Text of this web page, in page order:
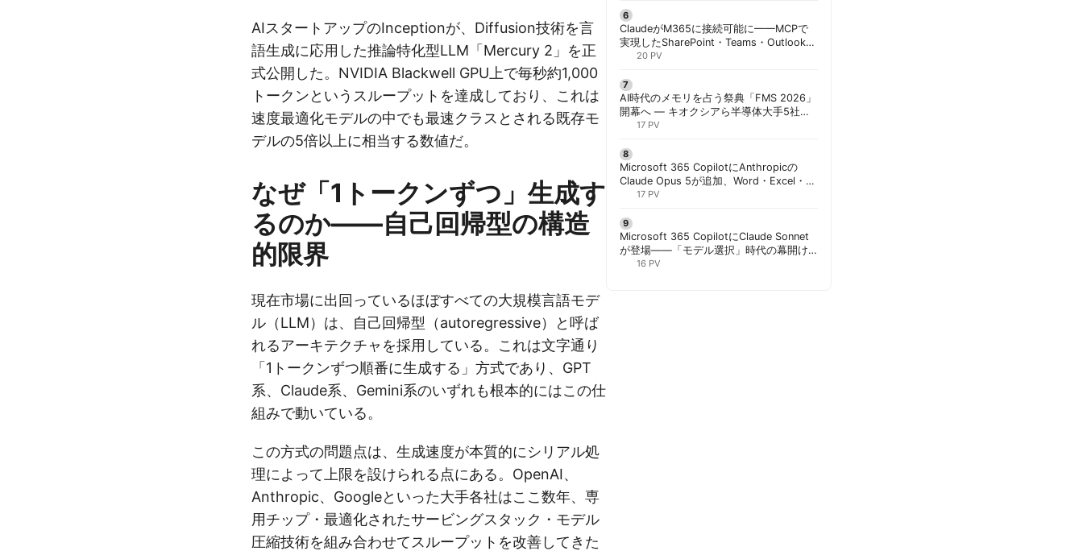
AIスタートアップのInceptionが、Diffusion技術を言
語生成に応用した推論特化型LLM「Mercury 2」を正
式公開した。NVIDIA Blackwell GPU上で毎秒約1,000
トークンというスループットを達成しており、これは
速度最適化モデルの中でも最速クラスとされる既存モ
デルの5倍以上に相当する数値だ。
なぜ「1トークンずつ」生成す
るのか——自己回帰型の構造
的限界
現在市場に出回っているほぼすべての大規模言語モデ
ル（LLM）は、自己回帰型（autoregressive）と呼ば
れるアーキテクチャを採用している。これは文字通り
「1トークンずつ順番に生成する」方式であり、GPT
系、Claude系、Gemini系のいずれも根本的にはこの仕
組みで動いている。
この方式の問題点は、生成速度が本質的にシリアル処
理によって上限を設けられる点にある。OpenAI、
Anthropic、Googleといった大手各社はここ数年、専
用チップ・最適化されたサービングスタック・モデル
圧縮技術を組み合わせてスループットを改善してきた
ClaudeがM365に接続可能に——MCPで
実現したSharePoint・Teams・Outlook連
携、セキュリティと実務への影響を読み
20 PV
AI時代のメモリを占う祭典「FMS 2026」
開幕へ ― キオクシアら半導体大手5社が
基調講演に集結 | 胡田昌彦
17 PV
Microsoft 365 CopilotにAnthropicの
Claude Opus 5が追加、Word・Excel・
PowerPointで選択可能に | 胡田昌彦
17 PV
Microsoft 365 CopilotにClaude Sonnet
が登場——「モデル選択」時代の幕開け
と管理者が知るべき注意点 | 胡田昌彦
16 PV